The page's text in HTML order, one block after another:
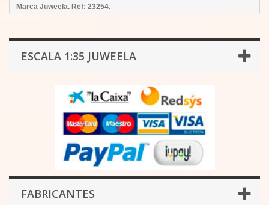
Marca Juweela. Ref: 23254.
ESCALA 1:35 JUWEELA
FABRICANTES